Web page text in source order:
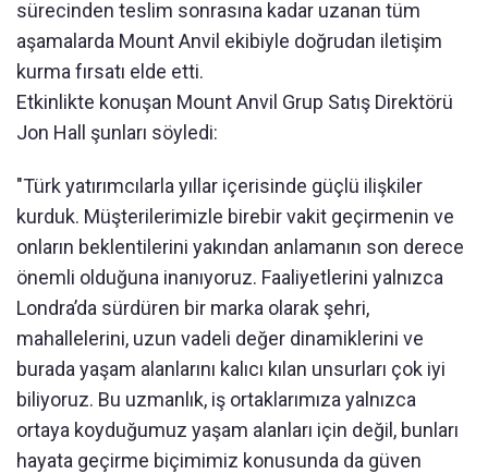
sürecinden teslim sonrasına kadar uzanan tüm
aşamalarda Mount Anvil ekibiyle doğrudan iletişim
kurma fırsatı elde etti.
Etkinlikte konuşan Mount Anvil Grup Satış Direktörü
Jon Hall şunları söyledi:
"Türk yatırımcılarla yıllar içerisinde güçlü ilişkiler
kurduk. Müşterilerimizle birebir vakit geçirmenin ve
onların beklentilerini yakından anlamanın son derece
önemli olduğuna inanıyoruz. Faaliyetlerini yalnızca
Londra’da sürdüren bir marka olarak şehri,
mahallelerini, uzun vadeli değer dinamiklerini ve
burada yaşam alanlarını kalıcı kılan unsurları çok iyi
biliyoruz. Bu uzmanlık, iş ortaklarımıza yalnızca
ortaya koyduğumuz yaşam alanları için değil, bunları
hayata geçirme biçimimiz konusunda da güven